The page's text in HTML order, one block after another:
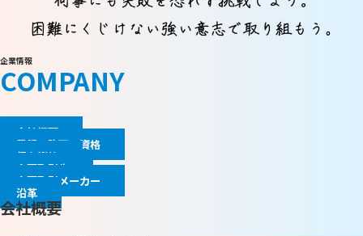
企業情報
COMPANY
会社概要
登録・許可・資格
保有資格
主要取引先
主要取引メーカー
沿革
会社概要